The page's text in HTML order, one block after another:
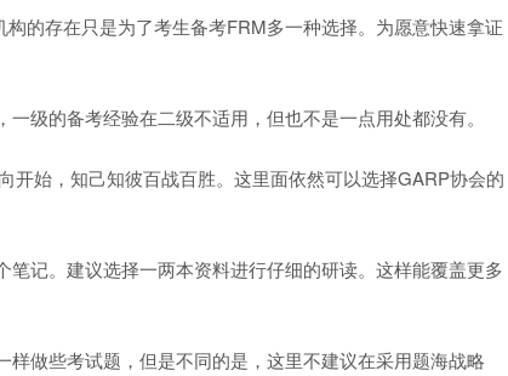
存在只是为了考生备考FRM多一种选择。为愿意快速拿证
的备考经验在二级不适用，但也不是一点用处都没有。
始，知己知彼百战百胜。这里面依然可以选择GARP协会的
记。建议选择一两本资料进行仔细的研读。这样能覆盖更多
做些考试题，但是不同的是，这里不建议在采用题海战略